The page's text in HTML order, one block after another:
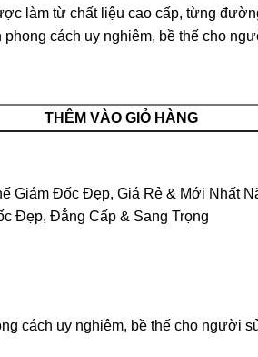
làm từ chất liệu cao cấp, từng
phong cách uy nghiêm, bề thế cho
THÊM VÀO GIỎ HÀNG
Giám Đốc Đẹp, Giá Rẻ & Mới Nhất
Đẹp, Đẳng Cấp & Sang Trọng
cách uy nghiêm, bề thế cho người